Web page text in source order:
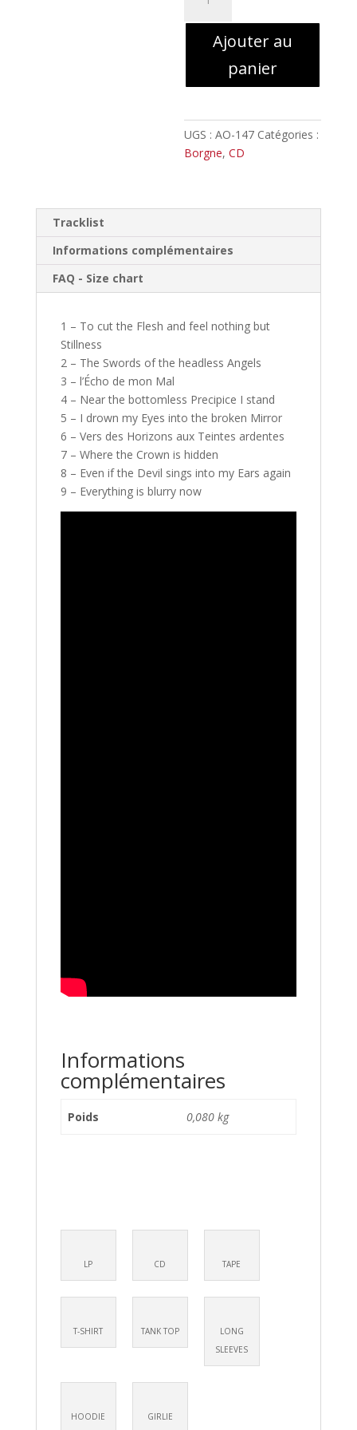
Borgne
Ajouter au
panier
UGS :AO-147 Catégories :
Borgne,CD
Tracklist
Informations complémentaires
FAQ - Size chart
1 – To cut the Flesh and feel nothing but
Stillness
2 – The Swords of the headless Angels
3 – l’Écho de mon Mal
4 – Near the bottomless Precipice I stand
5 – I drown my Eyes into the broken Mirror
6 – Vers des Horizons aux Teintes ardentes
7 – Where the Crown is hidden
8 – Even if the Devil sings into my Ears again
9 – Everything is blurry now
Informations
complémentaires
Poids 0,080 kg
LP CD TAPE
T-SHIRT TANK TOP
LONG
SLEEVES
HOODIE GIRLIE